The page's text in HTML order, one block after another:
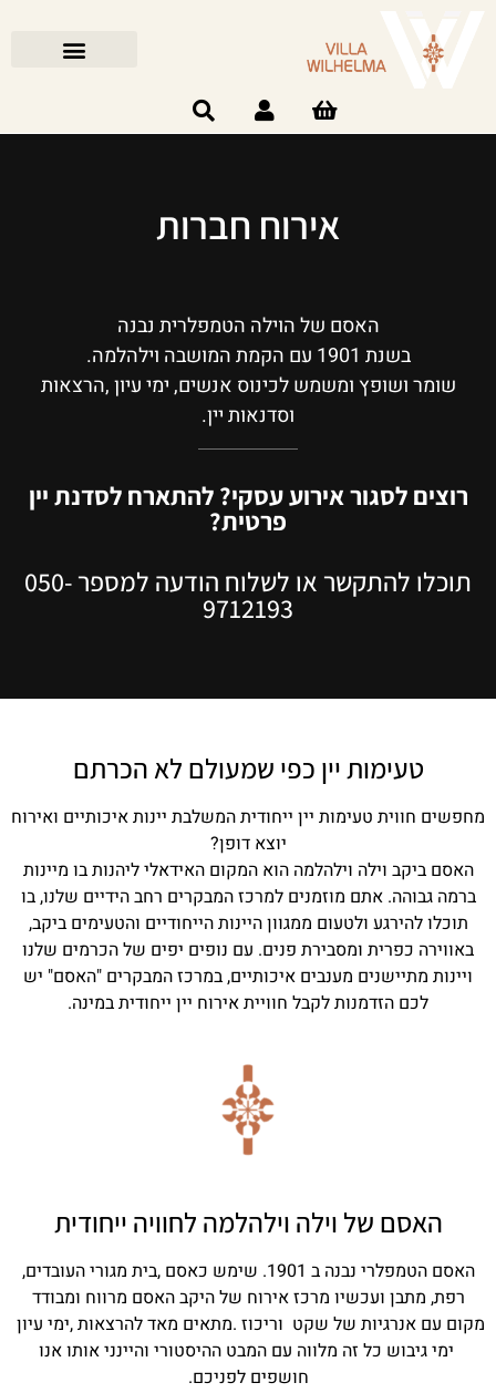
אירוח חברות
האסם של הוילה הטמפלרית נבנה
בשנת 1901 עם הקמת המושבה וילהלמה.
שומר ושופץ ומשמש לכינוס אנשים, ימי עיון ,הרצאות
וסדנאות יין.
רוצים לסגור אירוע עסקי? להתארח לסדנת יין
פרטית?
תוכלו להתקשר או לשלוח הודעה למספר 050-
9712193
טעימות יין כפי שמעולם לא הכרתם
מחפשים חווית טעימות יין ייחודית המשלבת יינות איכותיים ואירוח
יוצא דופן?
האסם ביקב וילה וילהלמה הוא המקום האידאלי ליהנות בו מיינות
ברמה גבוהה. אתם מוזמנים למרכז המבקרים רחב הידיים שלנו, בו
תוכלו להירגע ולטעום ממגוון היינות הייחודיים והטעימים ביקב,
באווירה כפרית ומסבירת פנים. עם נופים יפים של הכרמים שלנו
ויינות מתיישנים מענבים איכותיים, במרכז המבקרים "האסם" יש
לכם הזדמנות לקבל חוויית אירוח יין ייחודית במינה.
האסם של וילה וילהלמה לחוויה ייחודית
האסם הטמפלרי נבנה ב 1901. שימש כאסם ,בית מגורי העובדים,
רפת, מתבן ועכשיו מרכז אירוח של היקב האסם מרווח ומבודד
מקום עם אנרגיות של שקט וריכוז .מתאים מאד להרצאות ,ימי עיון
ימי גיבוש כל זה מלווה עם המבט ההיסטורי והיינני אותו אנו
חושפים לפניכם.